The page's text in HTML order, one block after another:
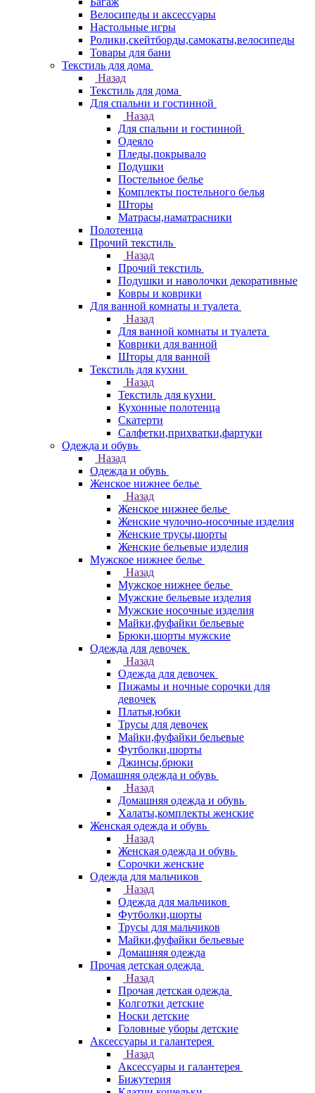
Велосипеды и аксессуары
Настольные игры
Ролики,скейтборды,самокаты,велосипеды
Товары для бани
Текстиль для дома
Назад
Текстиль для дома
Для спальни и гостинной
Назад
Для спальни и гостинной
Одеяло
Пледы,покрывало
Подушки
Постельное белье
Комплекты постельного белья
Шторы
Матрасы,наматрасники
Полотенца
Прочий текстиль
Назад
Прочий текстиль
Подушки и наволочки декоративные
Ковры и коврики
Для ванной комнаты и туалета
Назад
Для ванной комнаты и туалета
Коврики для ванной
Шторы для ванной
Текстиль для кухни
Назад
Текстиль для кухни
Кухонные полотенца
Скатерти
Салфетки,прихватки,фартуки
Одежда и обувь
Назад
Одежда и обувь
Женское нижнее белье
Назад
Женское нижнее белье
Женские чулочно-носочные изделия
Женские трусы,шорты
Женские бельевые изделия
Мужское нижнее белье
Назад
Мужское нижнее белье
Мужские бельевые изделия
Мужские носочные изделия
Майки,фуфайки бельевые
Брюки,шорты мужские
Одежда для девочек
Назад
Одежда для девочек
Пижамы и ночные сорочки для
девочек
Платья,юбки
Трусы для девочек
Майки,фуфайки бельевые
Футболки,шорты
Джинсы,брюки
Домашняя одежда и обувь
Назад
Домашняя одежда и обувь
Халаты,комплекты женские
Женская одежда и обувь
Назад
Женская одежда и обувь
Сорочки женские
Одежда для мальчиков
Назад
Одежда для мальчиков
Футболки,шорты
Трусы для мальчиков
Майки,фуфайки бельевые
Домашняя одежда
Прочая детская одежда
Назад
Прочая детская одежда
Колготки детские
Носки детские
Головные уборы детские
Аксессуары и галантерея
Назад
Аксессуары и галантерея
Бижутерия